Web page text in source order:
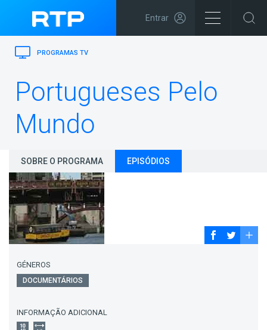
Entrar
PROGRAMAS TV
Portugueses Pelo
Mundo
SOBRE O PROGRAMA EPISÓDIOS
GÉNEROS
DOCUMENTÁRIOS
INFORMAÇÃO ADICIONAL